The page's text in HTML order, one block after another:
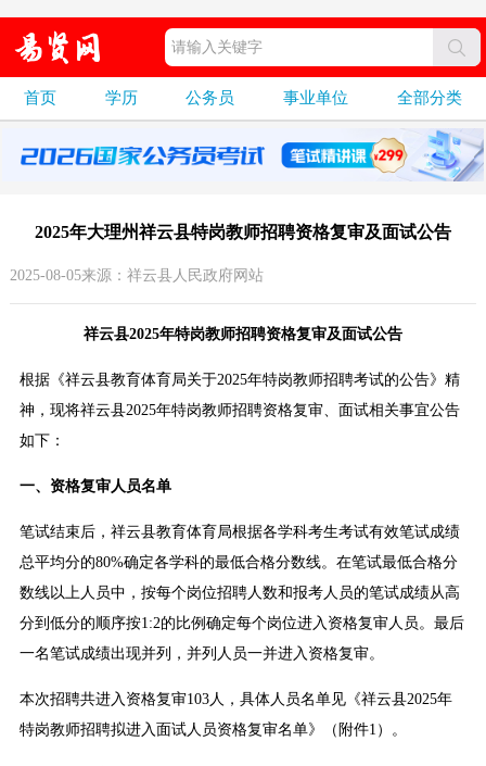
首页 学历 公务员 事业单位 全部分类
2025年大理州祥云县特岗教师招聘资格复审及面试公告
2025-08-05来源：祥云县人民政府网站
祥云县2025年特岗教师招聘资格复审及面试公告
根据《祥云县教育体育局关于2025年特岗教师招聘考试的公告》精
神，现将祥云县2025年特岗教师招聘资格复审、面试相关事宜公告
如下：
一、资格复审人员名单
笔试结束后，祥云县教育体育局根据各学科考生考试有效笔试成绩
总平均分的80%确定各学科的最低合格分数线。在笔试最低合格分
数线以上人员中，按每个岗位招聘人数和报考人员的笔试成绩从高
分到低分的顺序按1:2的比例确定每个岗位进入资格复审人员。最后
一名笔试成绩出现并列，并列人员一并进入资格复审。
本次招聘共进入资格复审103人，具体人员名单见《祥云县2025年
特岗教师招聘拟进入面试人员资格复审名单》（附件1）。